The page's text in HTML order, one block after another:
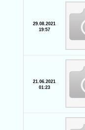
29.08.2021
19:57
21.06.2021
01:23